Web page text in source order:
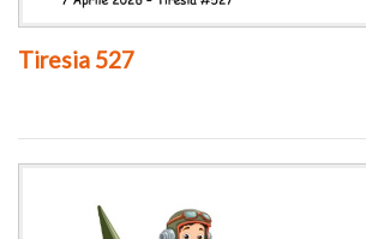
Tiresia 527